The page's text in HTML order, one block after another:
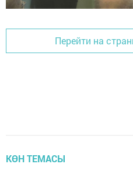
Перейти на
КӨН ТЕМАСЫ